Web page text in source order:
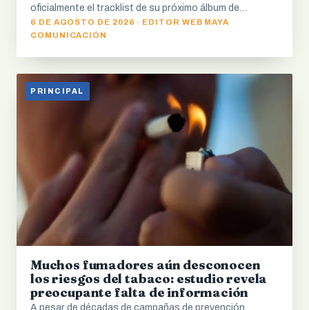
oficialmente el tracklist de su próximo álbum de…
6 DE AGOSTO DE 2026 · EDITOR WEB MAYA
COMUNICACIÓN
PRINCIPAL
Muchos fumadores aún desconocen
los riesgos del tabaco: estudio revela
preocupante falta de información
A pesar de décadas de campañas de prevención,